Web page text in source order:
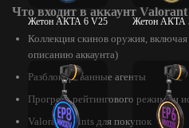
Жетон АКТА 6 V25 Жетон АКТА
Что входит в аккаунт Valorant
Коллекция скинов оружия,
описанию аккаунта)
Разблокированные агенты
Прогресс рейтингового режима и
Valorant Points для покупок